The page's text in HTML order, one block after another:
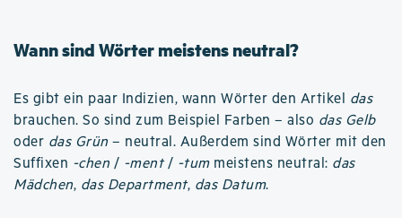
Wann sind Wörter meistens neutral?
Es gibt ein paar Indizien, wann Wörter den Artikel das
brauchen. So sind zum Beispiel Farben – also das Gelb
oder das Grün – neutral. Außerdem sind Wörter mit den
Suffixen -chen / -ment/ -tummeistens neutral: das
Mädchen, das Department, das Datum.